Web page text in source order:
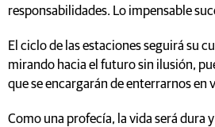
responsabilidades. Lo impensable
El ciclo de las estaciones seguirá su
mirando hacia el futuro sin ilusión,
que se encargarán de enterrarnos en
Como una profecía, la vida será dura